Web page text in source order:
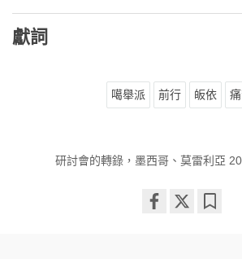
獻詞
噶舉派 前行 皈依
研討會的轉錄，墨西哥、莫雷利亞